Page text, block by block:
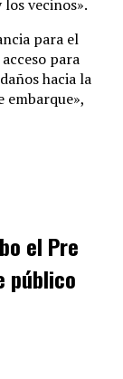
vecinos».
para el
para
hacia la
embarque»,
el Pre
público